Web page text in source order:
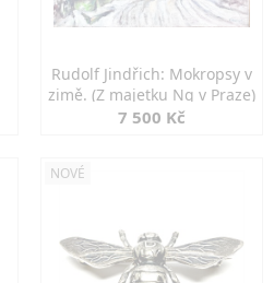
Rudolf Jindřich: Mokropsy v
zimě. (Z majetku Ng v Praze)
7 500 Kč
NOVÉ